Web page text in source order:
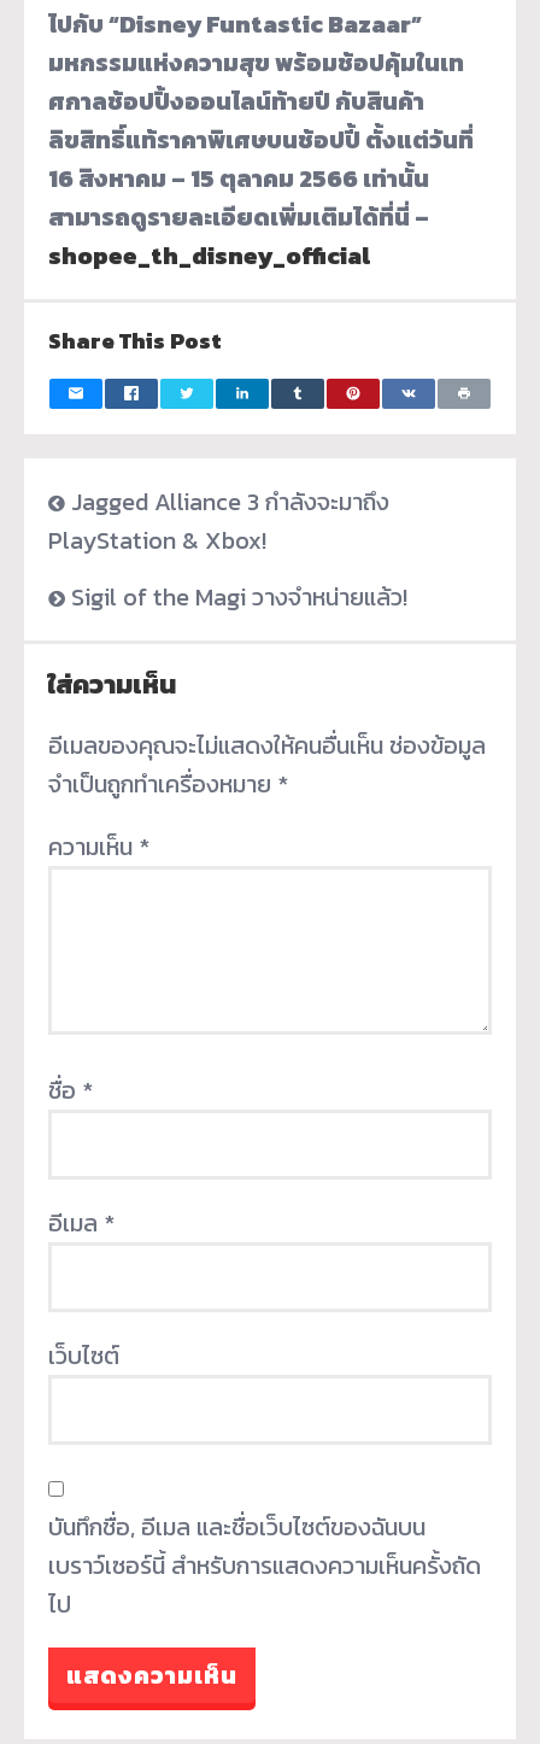
ไปกับ “Disney Funtastic Bazaar”
มหกรรมแห่งความสุข พร้อมช้อปคุ้มในเท
ศกาลช้อปปิ้งออนไลน์ท้ายปี กับสินค้า
ลิขสิทธิ์แท้ราคาพิเศษบนช้อปปี้ ตั้งแต่วันที่
16 สิงหาคม – 15 ตุลาคม 2566 เท่านั้น
สามารถดูรายละเอียดเพิ่มเติมได้ที่นี่ –
shopee_th_disney_official
Share This Post
Jagged Alliance 3 กำลังจะมาถึง
PlayStation & Xbox!
Sigil of the Magi วางจำหน่ายแล้ว!
ใส่ความเห็น
อีเมลของคุณจะไม่แสดงให้คนอื่นเห็น ช่องข้อมูล
จำเป็นถูกทำเครื่องหมาย *
ความเห็น *
ชื่อ *
อีเมล *
เว็บไซต์
บันทึกชื่อ, อีเมล และชื่อเว็บไซต์ของฉันบน
เบราว์เซอร์นี้ สำหรับการแสดงความเห็นครั้งถัด
ไป